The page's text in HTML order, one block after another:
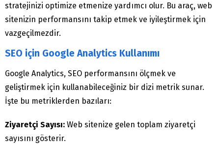
stratejinizi optimize etmenize yardımcı olur. Bu araç, web
sitenizin performansını takip etmek ve iyileştirmek için
vazgeçilmezdir.
SEO için Google Analytics Kullanımı
Google Analytics, SEO performansını ölçmek ve
geliştirmek için kullanabileceğiniz bir dizi metrik sunar.
İşte bu metriklerden bazıları:
Ziyaretçi Sayısı: Web sitenize gelen toplam ziyaretçi
sayısını gösterir.